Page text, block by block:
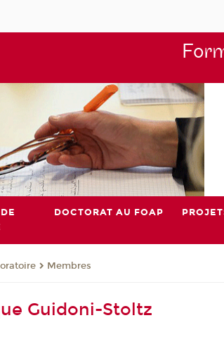
DOCTORAT AU FOAP
Membres
Guidoni-Stoltz